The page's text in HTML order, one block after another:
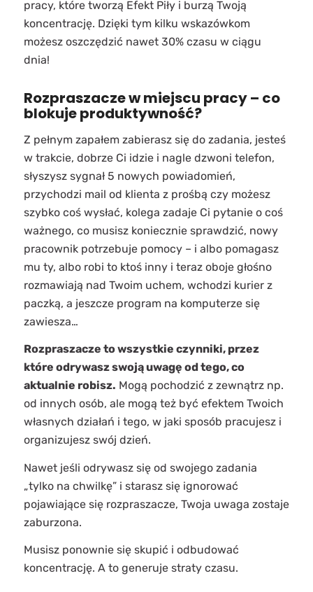
pracy, które tworzą Efekt Piły i burzą Twoją
koncentrację. Dzięki tym kilku wskazówkom
możesz oszczędzić nawet 30% czasu w ciągu
dnia!
Rozpraszacze w miejscu pracy – co
blokuje produktywność?
Z pełnym zapałem zabierasz się do zadania, jesteś
w trakcie, dobrze Ci idzie i nagle dzwoni telefon,
słyszysz sygnał 5 nowych powiadomień,
przychodzi mail od klienta z prośbą czy możesz
szybko coś wysłać, kolega zadaje Ci pytanie o coś
ważnego, co musisz koniecznie sprawdzić, nowy
pracownik potrzebuje pomocy – i albo pomagasz
mu ty, albo robi to ktoś inny i teraz oboje głośno
rozmawiają nad Twoim uchem, wchodzi kurier z
paczką, a jeszcze program na komputerze się
zawiesza…
Rozpraszacze to wszystkie czynniki, przez
które odrywasz swoją uwagę od tego, co
aktualnie robisz. Mogą pochodzić z zewnątrz np.
od innych osób, ale mogą też być efektem Twoich
własnych działań i tego, w jaki sposób pracujesz i
organizujesz swój dzień.
Nawet jeśli odrywasz się od swojego zadania
„tylko na chwilkę” i starasz się ignorować
pojawiające się rozpraszacze, Twoja uwaga zostaje
zaburzona.
Musisz ponownie się skupić i odbudować
koncentrację. A to generuje straty czasu.